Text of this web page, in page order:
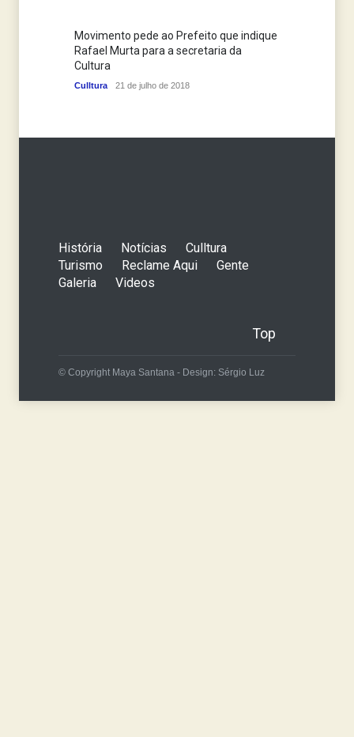
Movimento pede ao Prefeito que indique
Rafael Murta para a secretaria da
Cultura
Culltura 21 de julho de 2018
História Notícias
Culltura
Turismo
Reclame Aqui
Gente
Galeria
Videos
Top
© Copyright Maya Santana - Design: Sérgio Luz